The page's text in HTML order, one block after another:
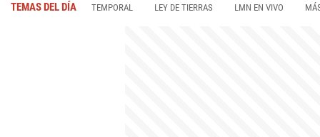
TEMAS DEL DÍA TEMPORAL LEY DE TIERRAS LMN EN VIVO